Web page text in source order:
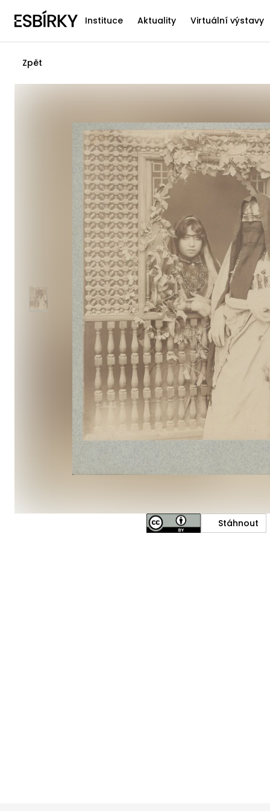
Instituce Aktuality Virtuální výstavy
Zpět
Stáhnout